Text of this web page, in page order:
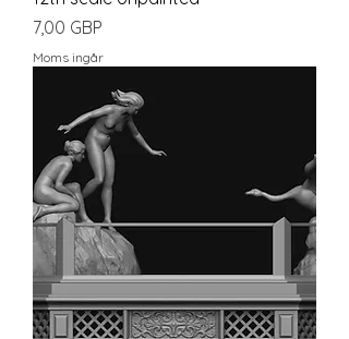
Pris
7,00 GBP
Moms ingår